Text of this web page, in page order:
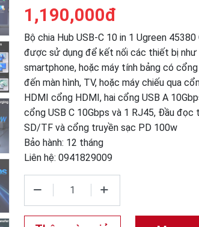
1,190,000đ
Bộ chia Hub USB-C 10 in 1 Ugreen 45380
được sử dụng để kết nối các thiết bị như
smartphone, hoặc máy tính bảng có cổng
đến màn hình, TV, hoặc máy chiếu qua
HDMI cổng HDMI, hai cổng USB A
cổng USB C 10Gbps và 1 RJ45, Đầu đọc
SD/TF và cổng truyền sạc PD 100w
Bảo hành: 12 tháng
Liên hệ: 0941829009